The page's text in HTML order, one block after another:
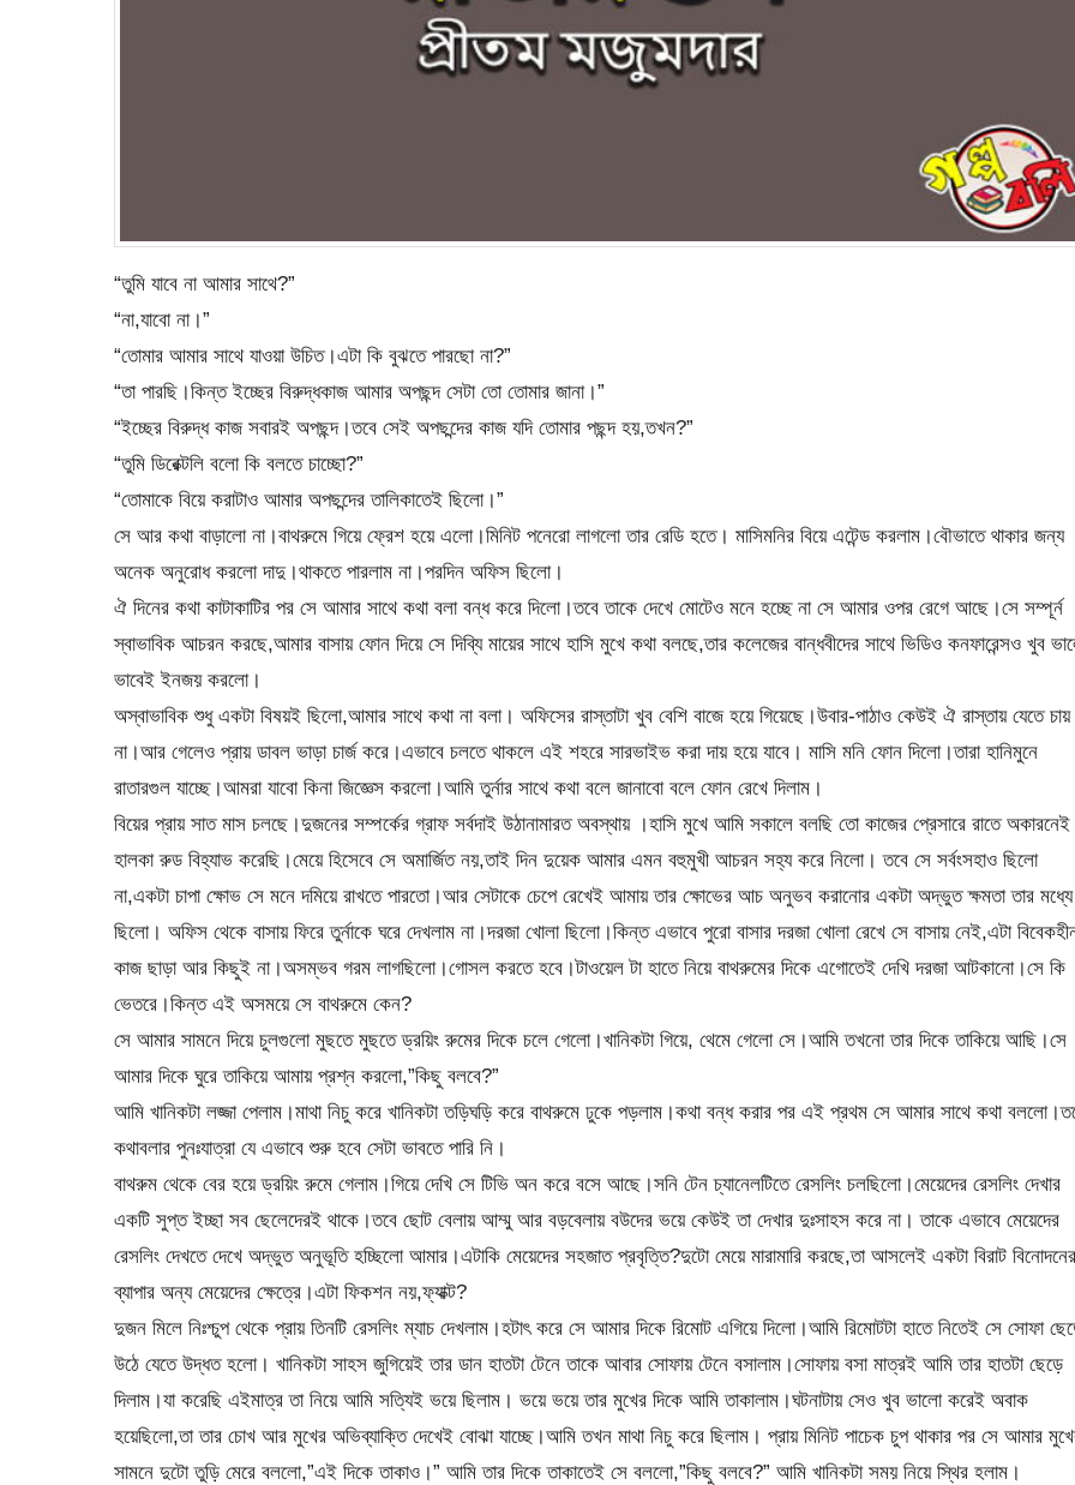
“তুমি যাবে না আমার সাথে?”
“না,যাবো না।”
“তোমার আমার সাথে যাওয়া উচিত।এটা কি বুঝতে পারছো না?”
“তা পারছি।কিন্ত ইচ্ছের বিরুদ্ধকাজ আমার অপছন্দ সেটা তো তোমার জানা।”
“ইচ্ছের বিরুদ্ধ কাজ সবারই অপছন্দ।তবে সেই অপছন্দের কাজ যদি তোমার পছন্দ হয়,তখন?”
“তুমি ডিরেক্টলি বলো কি বলতে চাচ্ছো?”
“তোমাকে বিয়ে করাটাও আমার অপছন্দের তালিকাতেই ছিলো।”
সে আর কথা বাড়ালো না।বাথরুমে গিয়ে ফ্রেশ হয়ে এলো।মিনিট পনেরো লাগলো তার রেডি হতে। মাসিমনির বিয়ে এটেন্ড করলাম।বৌভাতে থাকার জন্য
অনেক অনুরোধ করলো দাদু।থাকতে পারলাম না।পরদিন অফিস ছিলো।
ঐ দিনের কথা কাটাকাটির পর সে আমার সাথে কথা বলা বন্ধ করে দিলো।তবে তাকে দেখে মোটেও মনে হচ্ছে না সে আমার ওপর রেগে আছে।সে সম্পূর্ন
স্বাভাবিক আচরন করছে,আমার বাসায় ফোন দিয়ে সে দিব্যি মায়ের সাথে হাসি মুখে কথা বলছে,তার কলেজের বান্ধবীদের সাথে ভিডিও কনফারেন্সও খুব
ভাবেই ইনজয় করলো।
অস্বাভাবিক শুধু একটা বিষয়ই ছিলো,আমার সাথে কথা না বলা। অফিসের রাস্তাটা খুব বেশি বাজে হয়ে গিয়েছে।উবার-পাঠাও কেউই ঐ রাস্তায় যেতে চায়
না।আর গেলেও প্রায় ডাবল ভাড়া চার্জ করে।এভাবে চলতে থাকলে এই শহরে সারভাইভ করা দায় হয়ে যাবে। মাসি মনি ফোন দিলো।তারা হানিমুনে
রাতারগুল যাচ্ছে।আমরা যাবো কিনা জিজ্ঞেস করলো।আমি তুর্নার সাথে কথা বলে জানাবো বলে ফোন রেখে দিলাম।
বিয়ের প্রায় সাত মাস চলছে।দুজনের সম্পর্কের গ্রাফ সর্বদাই উঠানামারত অবস্থায় ।হাসি মুখে আমি সকালে বলছি তো কাজের প্রেসারে রাতে অকারনেই
হালকা রুড বিহ্যাভ করেছি।মেয়ে হিসেবে সে অমার্জিত নয়,তাই দিন দুয়েক আমার এমন বহুমুখী আচরন সহ্য করে নিলো। তবে সে সর্বংসহাও ছিলো
না,একটা চাপা ক্ষোভ সে মনে দমিয়ে রাখতে পারতো।আর সেটাকে চেপে রেখেই আমায় তার ক্ষোভের আচ অনুভব করানোর একটা অদ্ভুত ক্ষমতা তার মধ্যে
ছিলো। অফিস থেকে বাসায় ফিরে তুর্নাকে ঘরে দেখলাম না।দরজা খোলা ছিলো।কিন্ত এভাবে পুরো বাসার দরজা খোলা রেখে সে বাসায় নেই,এটা
কাজ ছাড়া আর কিছুই না।অসম্ভব গরম লাগছিলো।গোসল করতে হবে।টাওয়েল টা হাতে নিয়ে বাথরুমের দিকে এগোতেই দেখি দরজা আটকানো।সে কি
ভেতরে।কিন্ত এই অসময়ে সে বাথরুমে কেন?
সে আমার সামনে দিয়ে চুলগুলো মুছতে মুছতে ড্রয়িং রুমের দিকে চলে গেলো।খানিকটা গিয়ে, থেমে গেলো সে।আমি তখনো তার দিকে তাকিয়ে আছি।সে
আমার দিকে ঘুরে তাকিয়ে আমায় প্রশ্ন করলো,”কিছু বলবে?”
আমি খানিকটা লজ্জা পেলাম।মাথা নিচু করে খানিকটা তড়িঘড়ি করে বাথরুমে ঢুকে পড়লাম।কথা বন্ধ করার পর এই প্রথম সে আমার সাথে কথা
কথাবলার পুনঃযাত্রা যে এভাবে শুরু হবে সেটা ভাবতে পারি নি।
বাথরুম থেকে বের হয়ে ড্রয়িং রুমে গেলাম।গিয়ে দেখি সে টিভি অন করে বসে আছে।সনি টেন চ্যানেলটিতে রেসলিং চলছিলো।মেয়েদের রেসলিং দেখার
একটি সুপ্ত ইচ্ছা সব ছেলেদেরই থাকে।তবে ছোট বেলায় আম্মু আর বড়বেলায় বউদের ভয়ে কেউই তা দেখার দুঃসাহস করে না। তাকে এভাবে মেয়েদের
রেসলিং দেখতে দেখে অদ্ভুত অনুভূতি হচ্ছিলো আমার।এটাকি মেয়েদের সহজাত প্রবৃত্তি?দুটো মেয়ে মারামারি করছে,তা আসলেই একটা বিরাট বিনোদনের
ব্যাপার অন্য মেয়েদের ক্ষেত্রে।এটা ফিকশন নয়,ফ্যাক্ট?
দুজন মিলে নিঃশ্চুপ থেকে প্রায় তিনটি রেসলিং ম্যাচ দেখলাম।হটাৎ করে সে আমার দিকে রিমোট এগিয়ে দিলো।আমি রিমোটটা হাতে নিতেই সে সোফা
উঠে যেতে উদ্ধত হলো। খানিকটা সাহস জুগিয়েই তার ডান হাতটা টেনে তাকে আবার সোফায় টেনে বসালাম।সোফায় বসা মাত্রই আমি তার হাতটা ছেড়ে
দিলাম।যা করেছি এইমাত্র তা নিয়ে আমি সত্যিই ভয়ে ছিলাম। ভয়ে ভয়ে তার মুখের দিকে আমি তাকালাম।ঘটনাটায় সেও খুব ভালো করেই অবাক
হয়েছিলো,তা তার চোখ আর মুখের অভিব্যাক্তি দেখেই বোঝা যাচ্ছে।আমি তখন মাথা নিচু করে ছিলাম। প্রায় মিনিট পাচেক চুপ থাকার পর সে আমার
সামনে দুটো তুড়ি মেরে বললো,”এই দিকে তাকাও।” আমি তার দিকে তাকাতেই সে বললো,”কিছু বলবে?” আমি খানিকটা সময় নিয়ে স্থির হলাম।